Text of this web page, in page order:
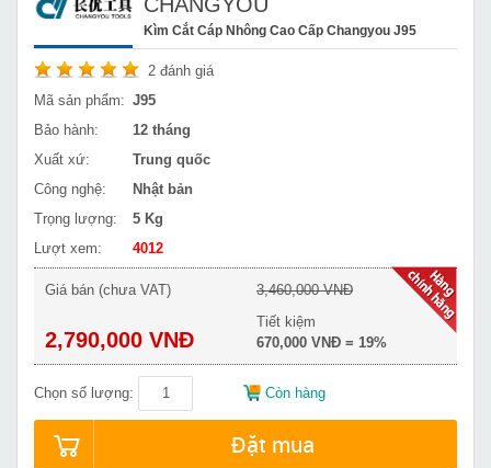
Kìm Cắt Cáp Nhông Cao Cấp Changyou J95
2 đánh giá
Mã sản phẩm: J95
Bảo hành:
12 tháng
Xuất xứ:
Trung quốc
Công nghệ:
Nhật bản
Trọng lượng:
5 Kg
Lượt xem:
4012
Giá bán (chưa VAT)
2,790,000 VNĐ
3,460,000 VNĐ
Tiết kiệm
670,000 VNĐ = 19%
Chọn số lượng: Còn hàng
Đặt mua